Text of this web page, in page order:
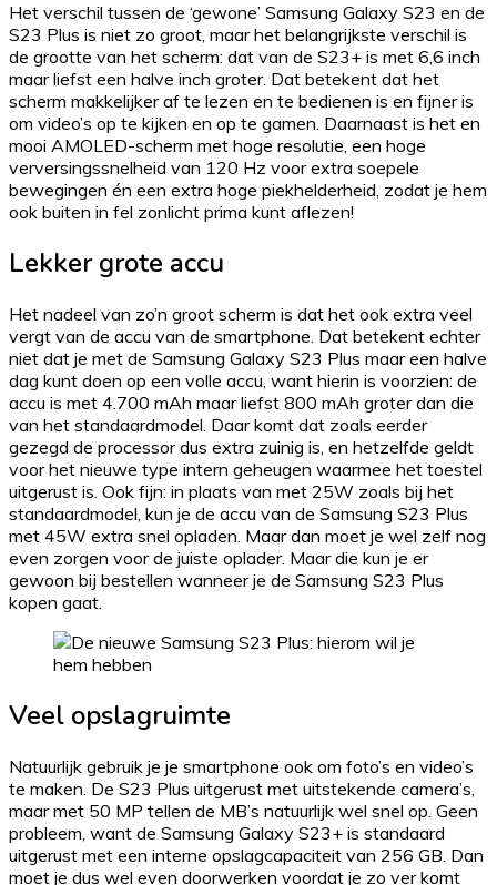
Het verschil tussen de ‘gewone’ Samsung Galaxy S23 en de
S23 Plus is niet zo groot, maar het belangrijkste verschil is
de grootte van het scherm: dat van de S23+ is met 6,6 inch
maar liefst een halve inch groter. Dat betekent dat het
scherm makkelijker af te lezen en te bedienen is en fijner is
om video’s op te kijken en op te gamen. Daarnaast is het en
mooi AMOLED-scherm met hoge resolutie, een hoge
verversingssnelheid van 120 Hz voor extra soepele
bewegingen én een extra hoge piekhelderheid, zodat je hem
ook buiten in fel zonlicht prima kunt aflezen!
Lekker grote accu
Het nadeel van zo’n groot scherm is dat het ook extra veel
vergt van de accu van de smartphone. Dat betekent echter
niet dat je met de Samsung Galaxy S23 Plus maar een halve
dag kunt doen op een volle accu, want hierin is voorzien: de
accu is met 4.700 mAh maar liefst 800 mAh groter dan die
van het standaardmodel. Daar komt dat zoals eerder
gezegd de processor dus extra zuinig is, en hetzelfde geldt
voor het nieuwe type intern geheugen waarmee het toestel
uitgerust is. Ook fijn: in plaats van met 25W zoals bij het
standaardmodel, kun je de accu van de Samsung S23 Plus
met 45W extra snel opladen. Maar dan moet je wel zelf nog
even zorgen voor de juiste oplader. Maar die kun je er
gewoon bij bestellen wanneer je de Samsung S23 Plus
kopen gaat.
Veel opslagruimte
Natuurlijk gebruik je je smartphone ook om foto’s en video’s
te maken. De S23 Plus uitgerust met uitstekende camera’s,
maar met 50 MP tellen de MB’s natuurlijk wel snel op. Geen
probleem, want de Samsung Galaxy S23+ is standaard
uitgerust met een interne opslagcapaciteit van 256 GB. Dan
moet je dus wel even doorwerken voordat je zo ver komt